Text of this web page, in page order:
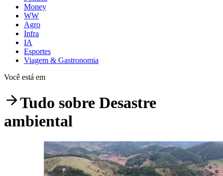
Money
WW
Agro
Infra
IA
Esportes
Viagem & Gastronomia
Você está em
Tudo sobre Desastre
ambiental